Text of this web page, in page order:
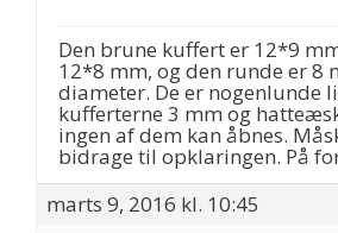
Den brune kuffert er 12*9
12*8 mm, og den runde er 8
diameter. De er nogenlunde
kufferterne 3 mm og
ingen af dem kan åbnes.
bidrage til opklaringen. På
marts 9, 2016 kl. 10:45